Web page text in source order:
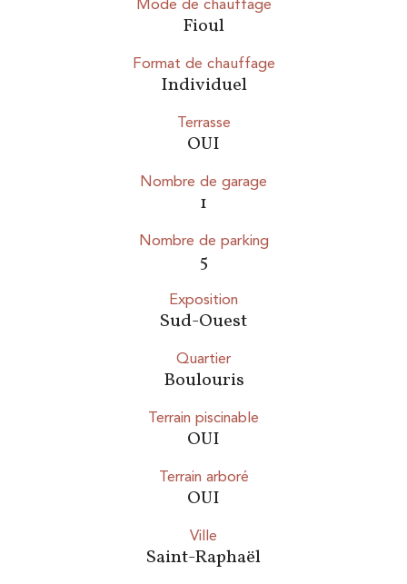
Mode de chauffage
Fioul
Format de chauffage
Individuel
Terrasse
OUI
Nombre de garage
1
Nombre de parking
5
Exposition
Sud-Ouest
Quartier
Boulouris
Terrain piscinable
OUI
Terrain arboré
OUI
ville
Saint-Raphaël